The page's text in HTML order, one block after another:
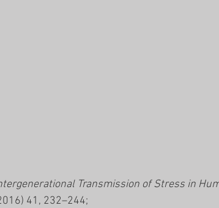
Transmission of Stress in
41, 232–244;